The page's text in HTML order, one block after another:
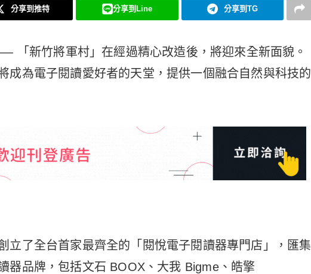
分享到推特 分享到Line 分享到TG
「新竹將軍村」在經過精心改造後，將迎來全新面貌。
成為電子閱讀愛好者的天堂，提供一個融合自然與科技的
立了全台首家最齊全的「閱悅電子閱讀器專門店」，匯集
器品牌，包括文石 BOOX、大我 Bigme、皓擎